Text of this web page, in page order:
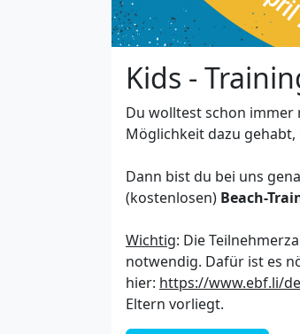
Kids -
Du wolltest schon immer
Möglichkeit dazu
Dann bist du bei uns
(kostenlosen) Beach-
Wichtig: Die
notwendig. Dafür ist es
hier: https://www.ebf.li/
Eltern vorliegt.